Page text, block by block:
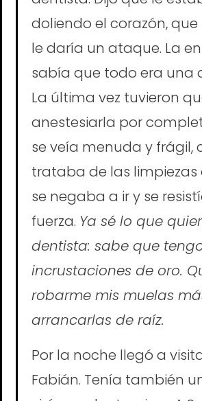
doliendo el corazón,
le daría un ataque. La
sabía que todo era una
La última vez tuvieron
anestesiarla por
se veía menuda y frágil,
trataba de las limpiezas
se negaba a ir y se
fuerza. Ya sé lo que
dentista: sabe que
incrustaciones de oro.
robarme mis muelas
arrancarlas de raíz.
Por la noche llegó a
Fabián. Tenía también